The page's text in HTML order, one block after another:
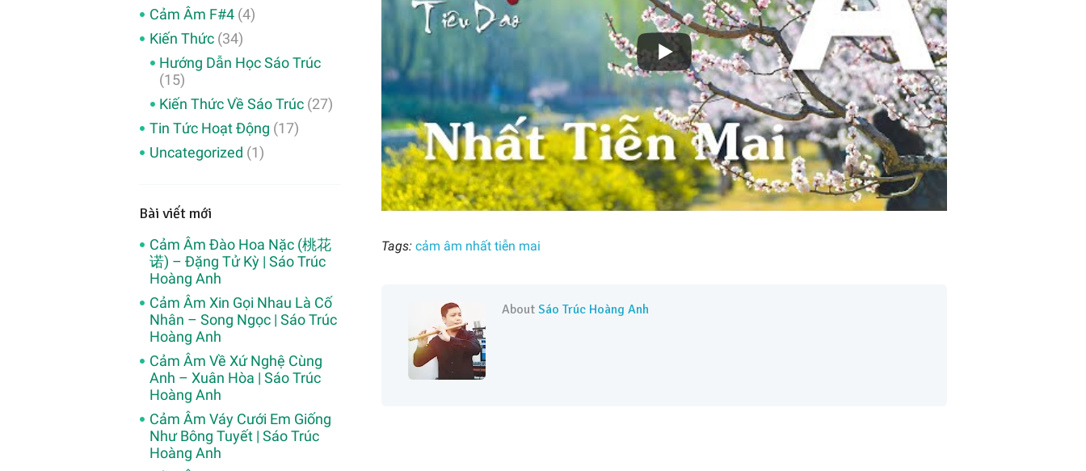
Tags: cảm âm nhất tiễn mai
AboutSáo Trúc Hoàng Anh
Cảm Âm F#4(4)
Kiến Thức(34)
Hướng Dẫn Học Sáo Trúc
(15)
Kiến Thức Về Sáo Trúc (27)
Tin Tức Hoạt Động (17)
Uncategorized (1)
Bài viết mới
Cảm Âm Đào Hoa Nặc (桃花
诺) – Đặng Tử Kỳ | Sáo Trúc
Hoàng Anh
Cảm Âm Xin Gọi Nhau Là Cố
Nhân – Song Ngọc | Sáo Trúc
Hoàng Anh
Cảm Âm Về Xứ Nghệ Cùng
Anh – Xuân Hòa | Sáo Trúc
Hoàng Anh
Cảm Âm Váy Cưới Em Giống
Như Bông Tuyết | Sáo Trúc
Hoàng Anh